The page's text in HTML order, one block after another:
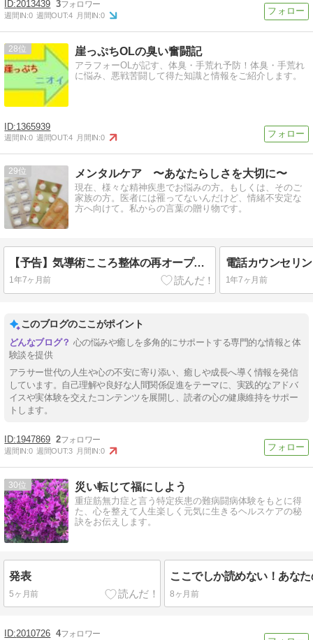
2013439 3
週間IN:0 週間OUT:4 月間IN:0
28 崖っぷちOLの臭い奮闘記
アラフォーOLが記す、体臭・手荒れ予防！体臭・手荒れ
に悩み、悪戦苦闘して得た知識と情報をご紹介します。
1365939
週間IN:0 週間OUT:4 月間IN:0
29 メンタルケア 〜あなたらしさを大切に〜
現在、様々な精神疾患でお悩みの方。もしくは、そのご
家族の方。医者には罹ってないんだけど、情緒不安定な
方へ向けて。私からの言葉の贈り物です。
【予告】気導術こころ整体の再オープンについて
1年7ヶ月前
電話カウンセリ
1年7ヶ月前
このブログのここがポイント
心の悩みや癒しを多角的にサポートする専門的な情報と体
験談を提供
アラサー世代の人生や心の不安に寄り添い、癒しや成長へ導く情報を発信
しています。自己理解や良好な人間関係促進をテーマに、実践的なアドバ
イスや実体験を交えたコンテンツを展開し、読者の心の健康維持をサポー
トします。
1947869 2
週間IN:0 週間OUT:3 月間IN:0
30 災い転じて福にしよう
重症筋無力症と言う特定疾患の難病闘病体験をもとに得
た、心を整えて人生楽しく元気に生きるヘルスケアの秘
訣をお伝えします。
発表
5ヶ月前 8ヶ月前
2010726 4